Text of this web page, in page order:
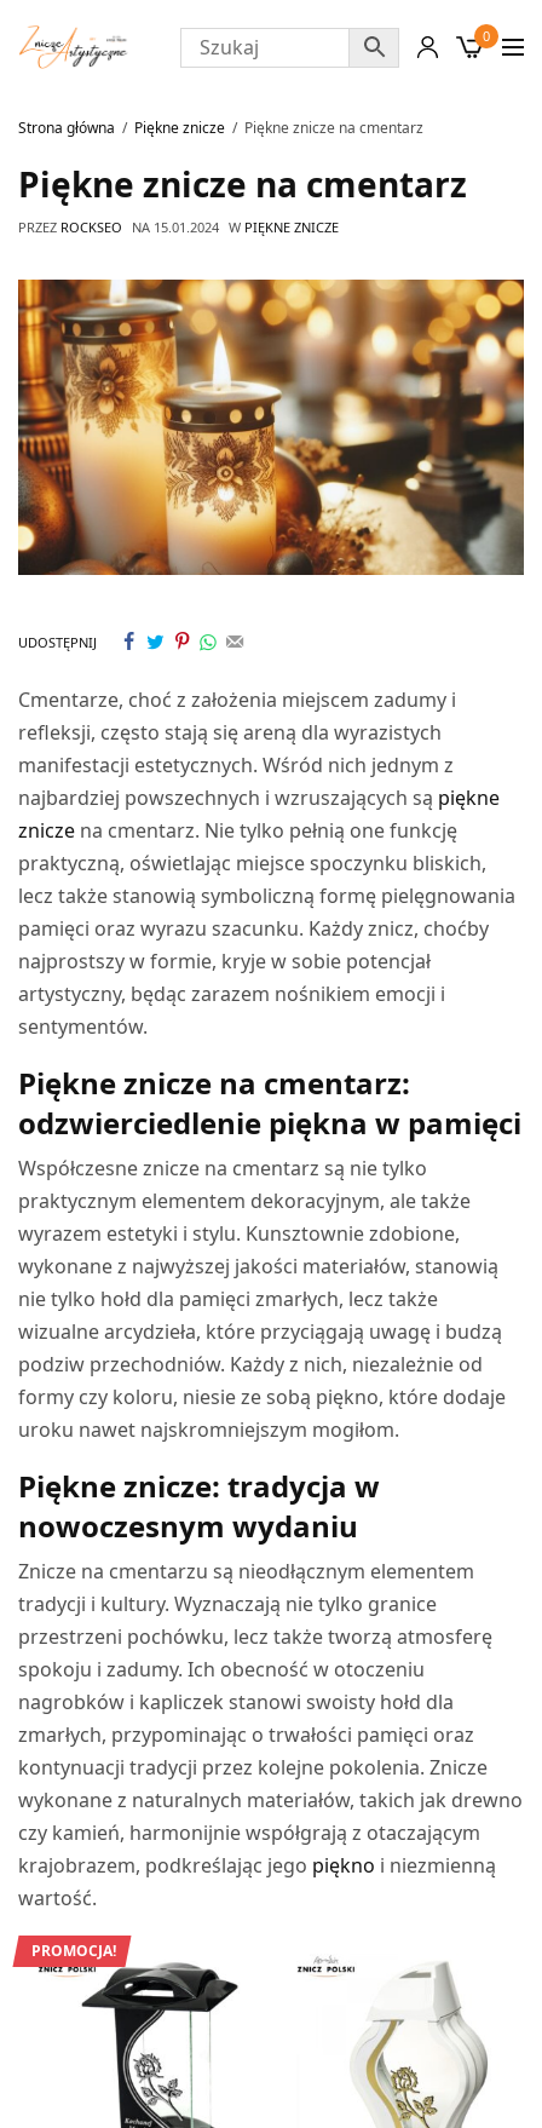
0
Strona główna Piękne znicze Piękne znicze na cmentarz
Piękne znicze na cmentarz
PRZEZ ROCKSEO NA 15.01.2024 W PIĘKNE ZNICZE
UDOSTĘPNIJ
Cmentarze, choć z założenia miejscem zadumy i
refleksji, często stają się areną dla wyrazistych
manifestacji estetycznych. Wśród nich jednym z
najbardziej powszechnych i wzruszających są piękne
znicze na cmentarz. Nie tylko pełnią one funkcję
praktyczną, oświetlając miejsce spoczynku bliskich,
lecz także stanowią symboliczną formę pielęgnowania
pamięci oraz wyrazu szacunku. Każdy znicz, choćby
najprostszy w formie, kryje w sobie potencjał
artystyczny, będąc zarazem nośnikiem emocji i
sentymentów.
Piękne znicze na cmentarz:
odzwierciedlenie piękna w pamięci
Współczesne znicze na cmentarz są nie tylko
praktycznym elementem dekoracyjnym, ale także
wyrazem estetyki i stylu. Kunsztownie zdobione,
wykonane z najwyższej jakości materiałów, stanowią
nie tylko hołd dla pamięci zmarłych, lecz także
wizualne arcydzieła, które przyciągają uwagę i budzą
podziw przechodniów. Każdy z nich, niezależnie od
formy czy koloru, niesie ze sobą piękno, które dodaje
uroku nawet najskromniejszym mogiłom.
Piękne znicze: tradycja w
nowoczesnym wydaniu
Znicze na cmentarzu są nieodłącznym elementem
tradycji i kultury. Wyznaczają nie tylko granice
przestrzeni pochówku, lecz także tworzą atmosferę
spokoju i zadumy. Ich obecność w otoczeniu
nagrobków i kapliczek stanowi swoisty hołd dla
zmarłych, przypominając o trwałości pamięci oraz
kontynuacji tradycji przez kolejne pokolenia. Znicze
wykonane z naturalnych materiałów, takich jak drewno
czy kamień, harmonijnie współgrają z otaczającym
krajobrazem, podkreślając jego piękno i niezmienną
wartość.
PROMOCJA!